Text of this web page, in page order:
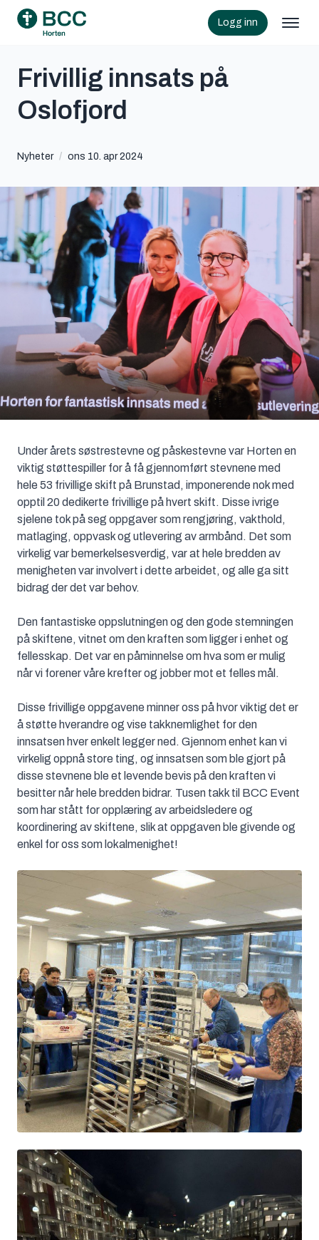
Logg inn
Frivillig innsats på
Oslofjord
Nyheter / ons 10. apr 2024
Under årets søstrestevne og påskestevne var Horten en
viktig støttespiller for å få gjennomført stevnene med
hele 53 frivillige skift på Brunstad, imponerende nok med
opptil 20 dedikerte frivillige på hvert skift. Disse ivrige
sjelene tok på seg oppgaver som rengjøring, vakthold,
matlaging, oppvask og utlevering av armbånd. Det som
virkelig var bemerkelsesverdig, var at hele bredden av
menigheten var involvert i dette arbeidet, og alle ga sitt
bidrag der det var behov.
Den fantastiske oppslutningen og den gode stemningen
på skiftene, vitnet om den kraften som ligger i enhet og
fellesskap. Det var en påminnelse om hva som er mulig
når vi forener våre krefter og jobber mot et felles mål.
Disse frivillige oppgavene minner oss på hvor viktig det er
å støtte hverandre og vise takknemlighet for den
innsatsen hver enkelt legger ned. Gjennom enhet kan vi
virkelig oppnå store ting, og innsatsen som ble gjort på
disse stevnene ble et levende bevis på den kraften vi
besitter når hele bredden bidrar. Tusen takk til BCC Event
som har stått for opplæring av arbeidsledere og
koordinering av skiftene, slik at oppgaven ble givende og
enkel for oss som lokalmenighet!